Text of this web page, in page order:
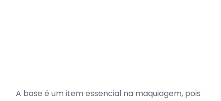
A base é um item essencial na maquiagem, pois